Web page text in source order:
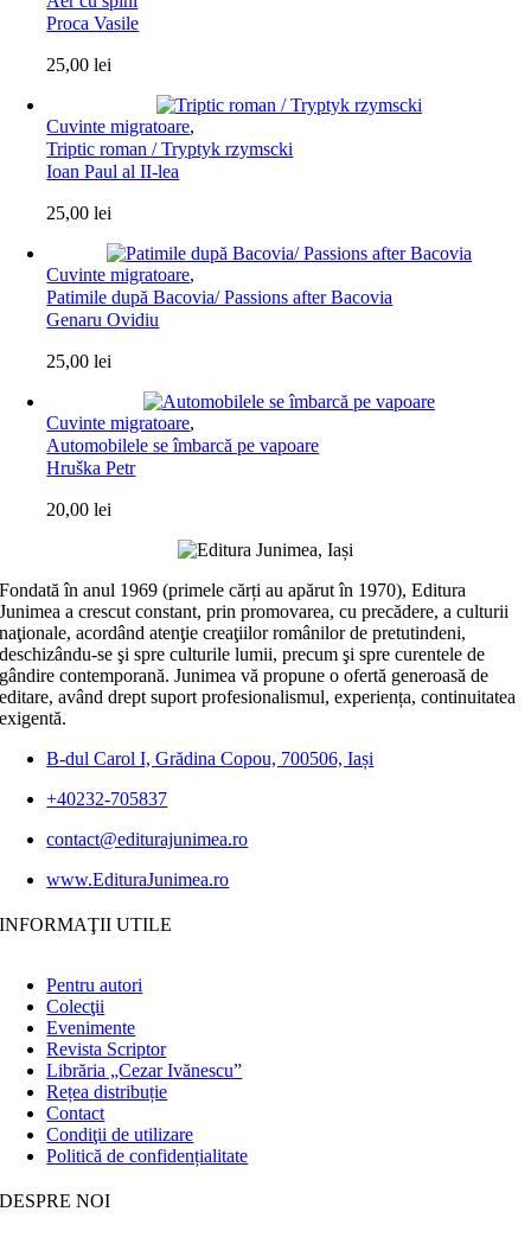
Proca Vasile
25,00lei
Cuvinte migratoare,
Triptic roman / Tryptyk rzymscki
Ioan Paul al II-lea
25,00lei
Cuvinte migratoare,
Patimile după Bacovia/ Passions after Bacovia
Genaru Ovidiu
25,00lei
Cuvinte migratoare,
Automobilele se îmbarcă pe vapoare
Hruška Petr
20,00lei
Fondată în anul 1969 (primele cărți au apărut în 1970), Editura
Junimea a crescut constant, prin promovarea, cu precădere, a culturii
naţionale, acordând atenţie creaţiilor românilor de pretutindeni,
deschizându-se şi spre culturile lumii, precum şi spre curentele de
gândire contemporană. Junimea vă propune o ofertă generoasă de
editare, având drept suport profesionalismul, experiența, continuitatea
exigentă.
B-dul Carol I, Grădina Copou, 700506, Iași
+40232-705837
contact@editurajunimea.ro
www.EdituraJunimea.ro
INFORMAŢII UTILE
Pentru autori
Colecţii
Evenimente
Revista Scriptor
Librăria „Cezar Ivănescu”
Rețea distribuție
Contact
Condiţii de utilizare
Politică de confidențialitate
DESPRE NOI